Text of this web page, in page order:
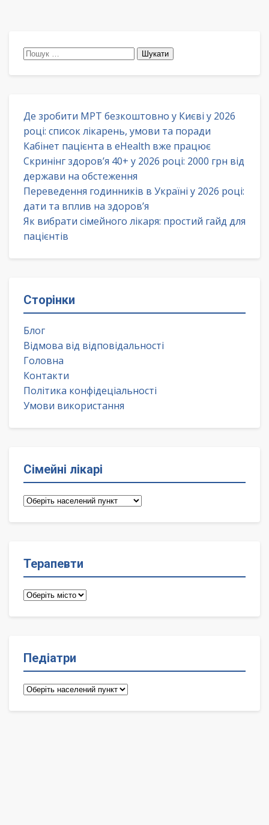
Пошук:
Де зробити МРТ безкоштовно у Києві у 2026
році: список лікарень, умови та поради
Кабінет пацієнта в eHealth вже працює
Скринінг здоров’я 40+ у 2026 році: 2000 грн від
держави на обстеження
Переведення годинників в Україні у 2026 році:
дати та вплив на здоров’я
Як вибрати сімейного лікаря: простий гайд для
пацієнтів
Сторінки
Блог
Відмова від відповідальності
Головна
Контакти
Політика конфідеціальності
Умови використання
Сімейні лікарі
Сімейні
Терапевти
Терапевти
Педіатри
Педіатри